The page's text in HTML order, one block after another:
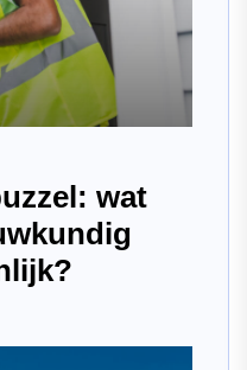
wat